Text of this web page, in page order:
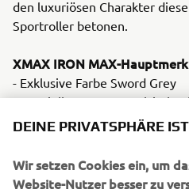
den luxuriösen Charakter
Sportroller betonen.
XMAX IRON MAX-
- Exklusive Farbe Sword Grey
- Spezielle neue
- Lederinnenpads
- Matt verchromter
- Erhältlich mit 125 ccm, 300
DEINE PRIVATSPHÄRE
Wir setzen Cookies ein, um
Website-Nutzer besser zu